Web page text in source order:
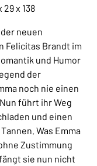
29 x 138
neuen
Felicitas Brandt im
und Humor
der
noch nie einen
führt ihr Weg
und einen
Was Emma
Zustimmung
sie nun nicht